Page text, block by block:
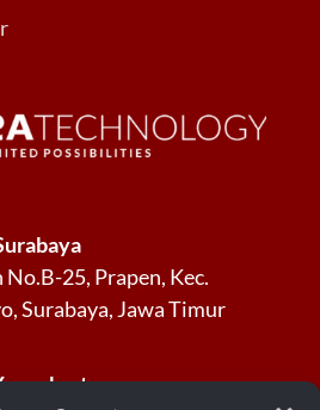
25, Prapen, Kec.
Surabaya, Jawa Timur